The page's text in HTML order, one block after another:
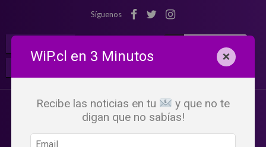
Síguenos
WiP.cl en 3 Minutos ×
Recibe las noticias en tu
y que no te
digan que no sabías!